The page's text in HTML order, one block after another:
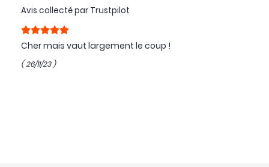
Avis collecté par Trustpilot
Cher mais vaut largement le coup !
( 26/11/23 )